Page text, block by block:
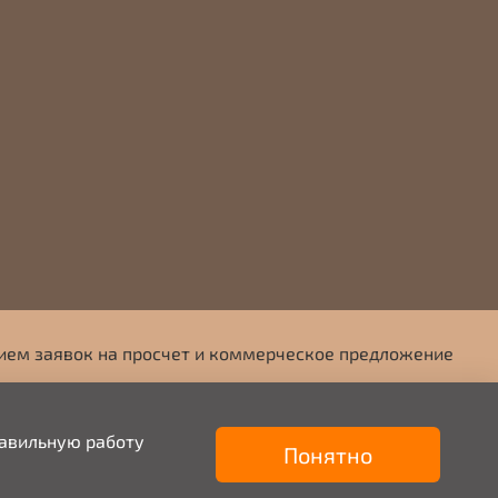
заявок на просчет и коммерческое предложение
info@mafkrasnodar.ru
работу
Понятно